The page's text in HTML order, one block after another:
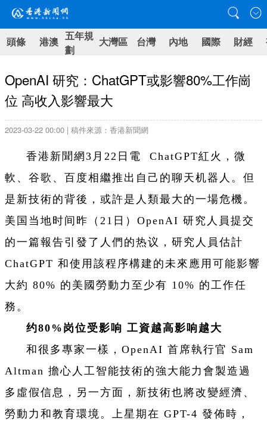
頭條 港澳 五年規
劃
大灣區 台灣 內地 國際 財經
OpenAI 研究：ChatGPT或影響80%工作崗
位 高收入影響最大
2023-03-22 00:00 | 稿件來源：香港新聞網
香港新聞網3月22日電 ChatGPT紅火，微
軟、谷歌、百度相繼推出自己的聊天机器人。但
是新技術的背後，或許是人類最大的一場危機。
美国当地时间昨（21日）OpenAI 研究人員提交
的一篇報告引發了人們的热议，研究人員估計
ChatGPT 和使用該程序構建的未來應用可能影響
大約 80% 的美國勞動力至少有 10% 的工作任
務。
约80%岗位受影响 工資越高影响越大
和很多專家一樣，OpenAI 首席執行官 Sam
Altman 擔心人工智能技術的強大能力會製造過
多虛假信息，另一方面，新技術也將改變經濟、
勞動力和教育環境。上星期在 GPT-4 發佈時，